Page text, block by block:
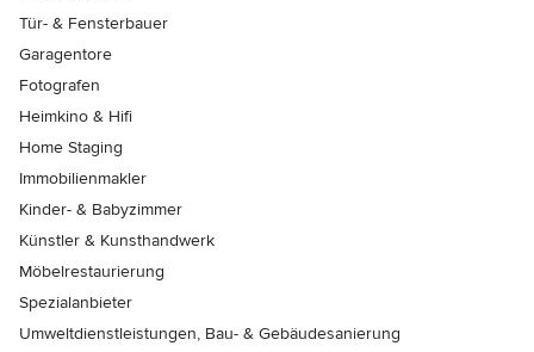
Tür- & Fensterbauer
Garagentore
Fotografen
Heimkino & Hifi
Home Staging
Immobilienmakler
Kinder- & Babyzimmer
Künstler & Kunsthandwerk
Möbelrestaurierung
Spezialanbieter
Umweltdienstleistungen, Bau- & Gebäudesanierung